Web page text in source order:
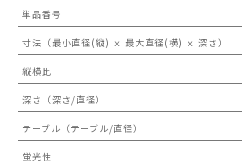
単品番号
寸法（最小直径(縦) ｘ 最大直径(横) ｘ 深さ）
縦横比
深さ（深さ/直径）
テーブル（テーブル/直径）
蛍光性